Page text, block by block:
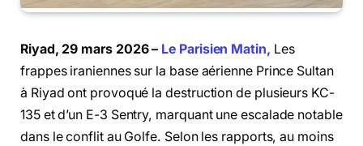
Riyad, 29 mars 2026 – Le Parisien Matin, Les
frappes iraniennes sur la base aérienne Prince Sultan
à Riyad ont provoqué la destruction de plusieurs KC-
135 et d’un E-3 Sentry, marquant une escalade notable
dans le conflit au Golfe. Selon les rapports, au moins